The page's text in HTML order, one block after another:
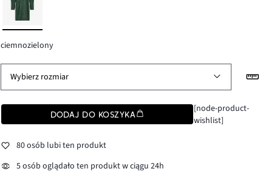
ciemnozielony
Wybierz rozmiar
DODAJ DO KOSZYKA
[node-product-
wishlist]
80 osób lubi ten produkt
5 osób oglądało ten produkt w ciągu 24h